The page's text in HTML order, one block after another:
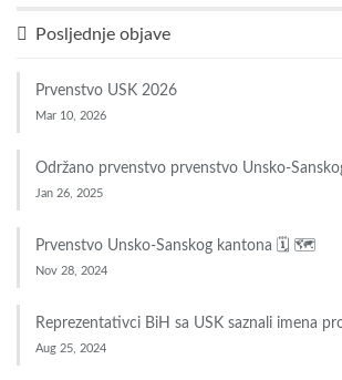
Posljednje objave
Prvenstvo USK 2026
Mar 10, 2026
Održano prvenstvo prvenstvo Unsko-
Jan 26, 2025
Prvenstvo Unsko-Sanskog kantona 🗓 🗺
Nov 28, 2024
Reprezentativci BiH sa USK saznali imena
Aug 25, 2024